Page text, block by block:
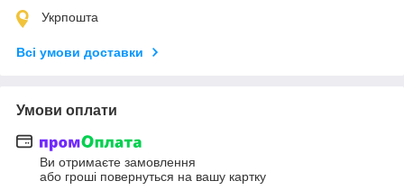
Укрпошта
Всі умови доставки
Умови оплати
Ви отримаєте замовлення
або гроші повернуться на вашу картку